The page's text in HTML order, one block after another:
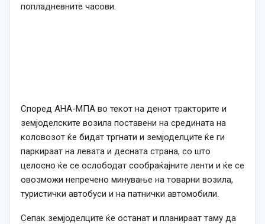
попладневните часови.
Според АНА-МПА во текот на денот тракторите и
земјоделските возила поставени на средината на
коловозот ќе бидат тргнати и земјоделците ќе ги
паркираат на левата и десната страна, со што
целосно ќе се ослободат сообраќајните ленти и ќе се
овозможи непречено минување на товарни возила,
туристички автобуси и на патнички автомобили.
Сепак земјоделците ќе останат и планираат таму да